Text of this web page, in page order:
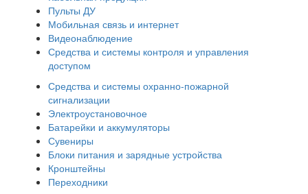
Пульты ДУ
Мобильная связь и интернет
Видеонаблюдение
Средства и системы контроля и управления
доступом
Средства и системы охранно-пожарной
сигнализации
Электроустановочное
Батарейки и аккумуляторы
Сувениры
Блоки питания и зарядные устройства
Кронштейны
Переходники